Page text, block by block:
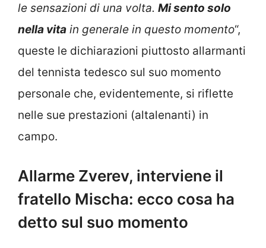
le sensazioni di una volta. Mi sento solo
nella vita in generale in questo momento“,
queste le dichiarazioni piuttosto allarmanti
del tennista tedesco sul suo momento
personale che, evidentemente, si riflette
nelle sue prestazioni (altalenanti) in
campo.
Allarme Zverev, interviene il
fratello Mischa: ecco cosa ha
detto sul suo momento